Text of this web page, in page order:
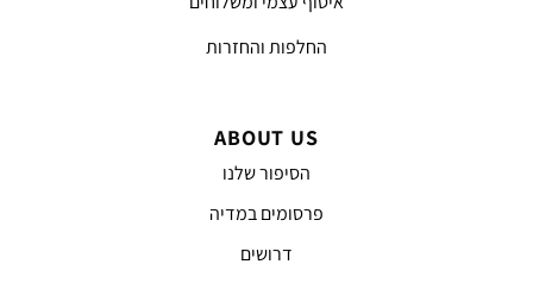
החלפות והחזרות
ABOUT US
הסיפור שלנו
פרסומים במדיה
דרושים